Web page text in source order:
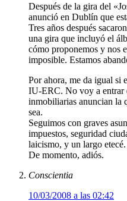
Después de la gira del
anunció en Dublín que
Tres años después
una gira que incluyó el
cómo proponemos y nos
imposible. Estamos
Por ahora, me da igual si
IU-ERC. No voy a entrar
inmobiliarias anuncian la
sea.
Seguimos con graves
impuestos, seguridad
laicismo, y un largo etecé.
De momento, adiós.
Conscientia
10/03/2008 a las 02:42